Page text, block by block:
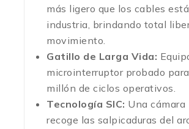
más ligero que los cables
industria, brindando total
movimiento.
Gatillo de Larga Vida:
microinterruptor probado
millón de ciclos operativos.
Tecnología SIC: Una
recoge las salpicaduras del